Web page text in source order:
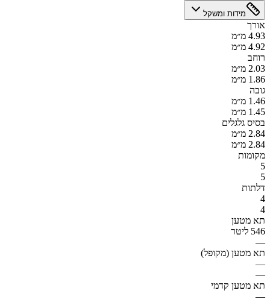
מידות ומשקל
אורך
4.93 מ״מ
4.92 מ״מ
רוחב
2.03 מ״מ
1.86 מ״מ
גובה
1.46 מ״מ
1.45 מ״מ
בסיס גלגלים
2.84 מ״מ
2.84 מ״מ
מקומות
5
5
דלתות
4
4
תא מטען
546 ליטר
—
תא מטען (מקופל)
—
—
תא מטען קדמי
—